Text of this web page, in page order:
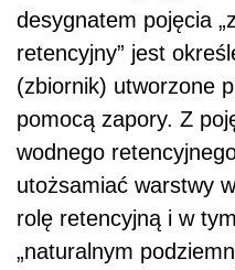
desygnatem pojęcia
retencyjny” jest
(zbiornik) utworzone
pomocą zapory. Z
wodnego
utożsamiać warstwy
rolę retencyjną i w
„naturalnym